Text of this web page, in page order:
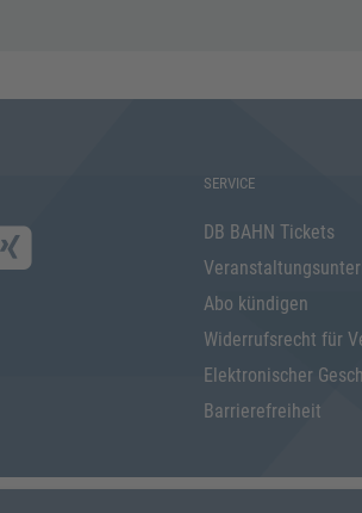
SERVICE
DB BAHN Tickets
Abo kündigen
Widerrufsrecht für
Elektronischer
Barrierefreiheit